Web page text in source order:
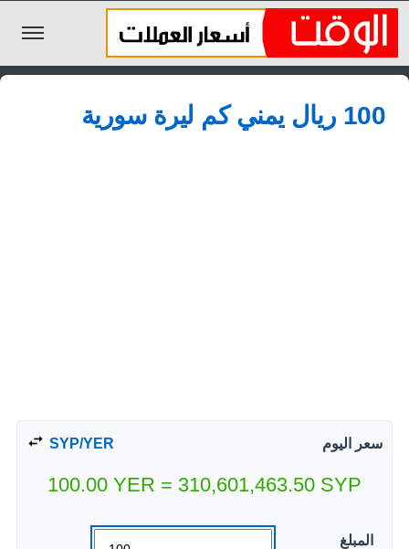
الليرة السورية
الجنيه المصري
100 ريال يمني كم ليرة سورية
سعر اليوم SYP/YER
100.00 YER = 310,601,463.50 SYP
المبلغ